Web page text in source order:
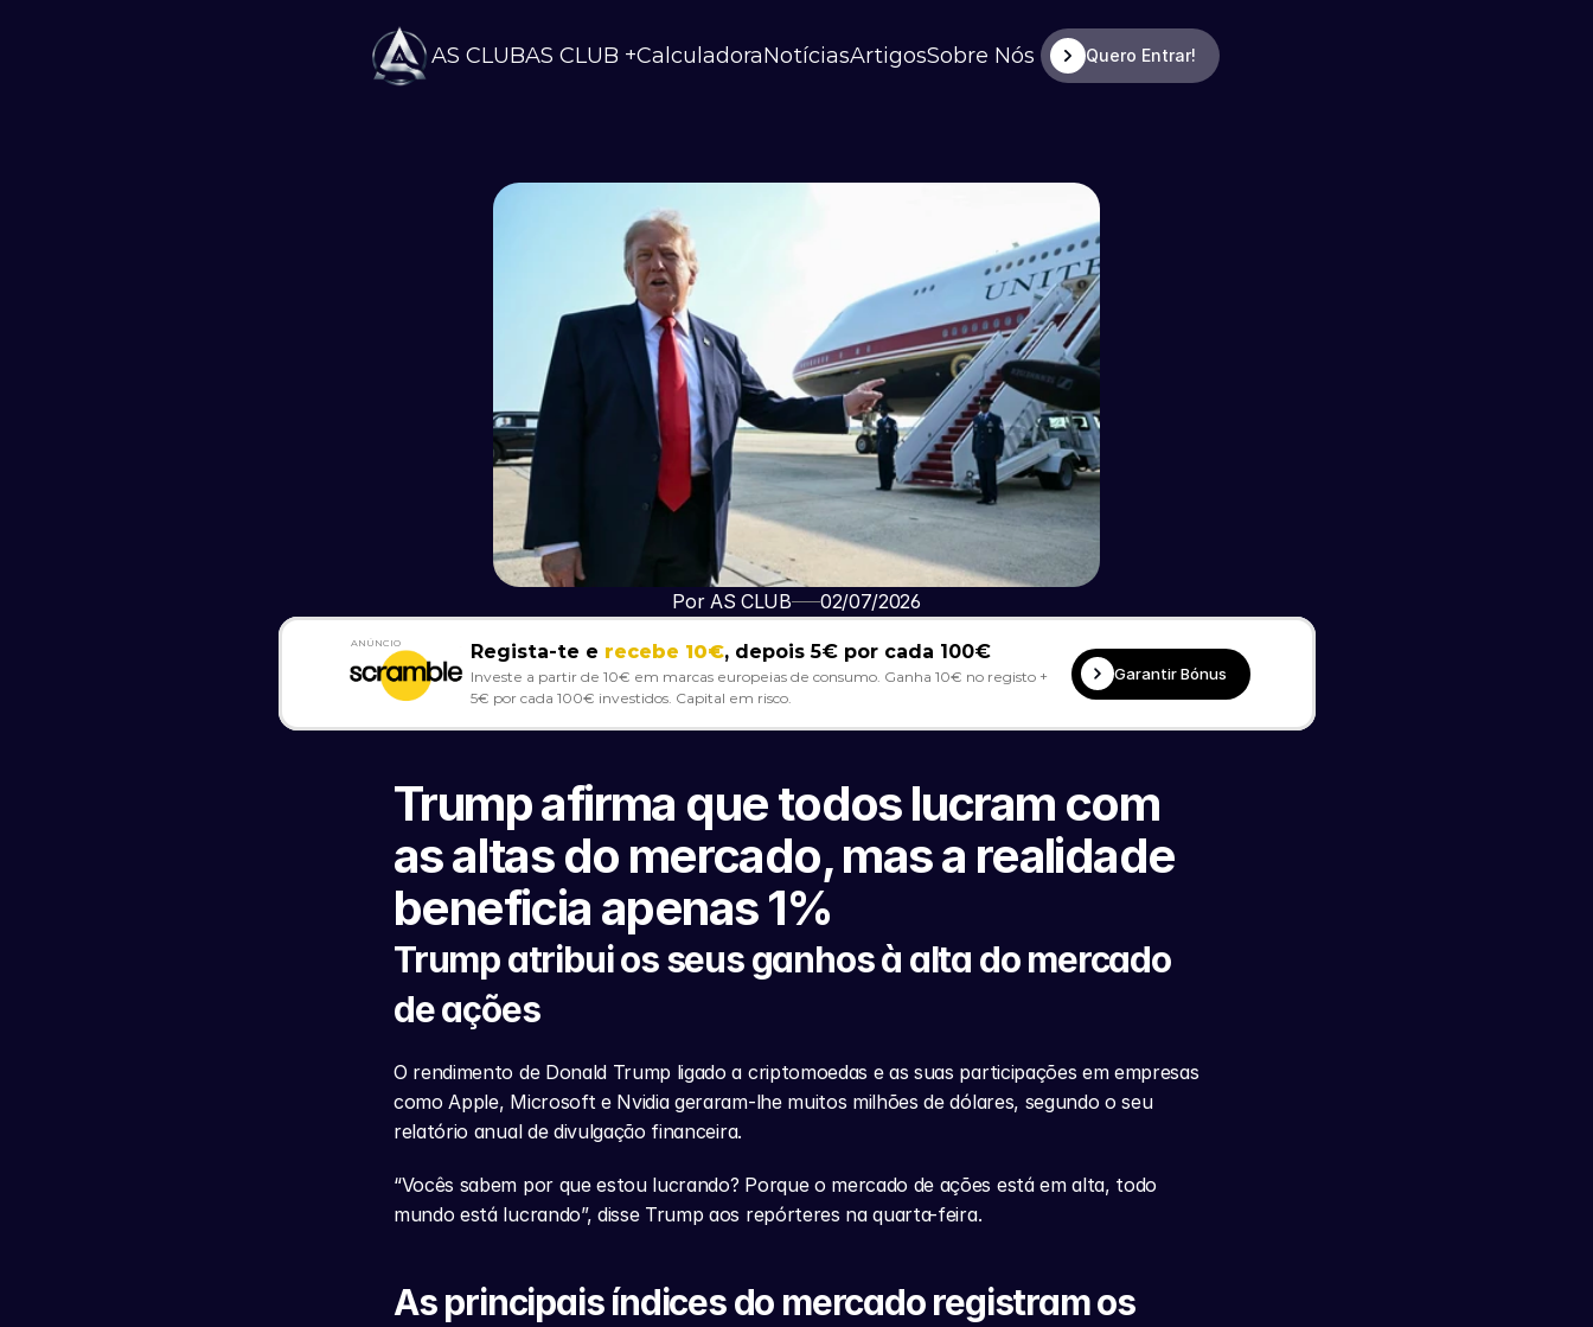
AS CLUBAS CLUB +CalculadoraNotíciasArtigosSobre Nós Quero Entrar!
Por AS CLUB 02/07/2026
ANÚNCIO Regista-te e recebe 10€, depois 5€ por cada 100€
Investe a partir de 10€ em marcas europeias de consumo. Ganha 10€ no registo +
5€ por cada 100€ investidos. Capital em risco.
Garantir Bónus
Trump afirma que todos lucram com
as altas do mercado, mas a realidade
beneficia apenas 1%
Trump atribui os seus ganhos à alta do mercado
de ações
O rendimento de Donald Trump ligado a criptomoedas e as suas participações em empresas
como Apple, Microsoft e Nvidia geraram-lhe muitos milhões de dólares, segundo o seu
relatório anual de divulgação financeira.
“Vocês sabem por que estou lucrando? Porque o mercado de ações está em alta, todo
mundo está lucrando”, disse Trump aos repórteres na quarta-feira.
As principais índices do mercado registram os